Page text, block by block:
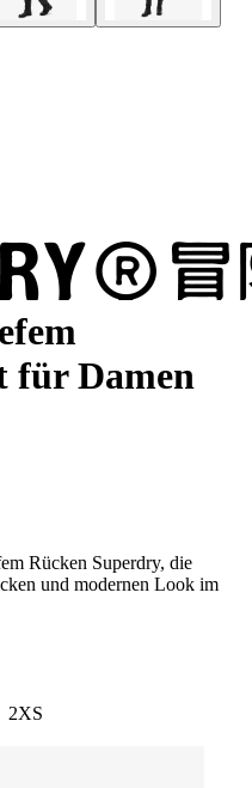
für Damen
Rücken Superdry, die
und modernen Look im
2XS